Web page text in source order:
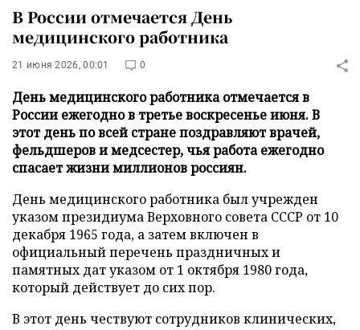
В России отмечается День
медицинского работника
21 июня 2026, 00:01 0
День медицинского работника отмечается в
России ежегодно в третье воскресенье июня. В
этот день по всей стране поздравляют врачей,
фельдшеров и медсестер, чья работа ежегодно
спасает жизни миллионов россиян.
День медицинского работника был учрежден
указом президиума Верховного совета СССР от 10
декабря 1965 года, а затем включен в
официальный перечень праздничных и
памятных дат указом от 1 октября 1980 года,
который действует до сих пор.
В этот день чествуют сотрудников клинических,